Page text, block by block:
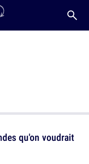
qu'on voudrait